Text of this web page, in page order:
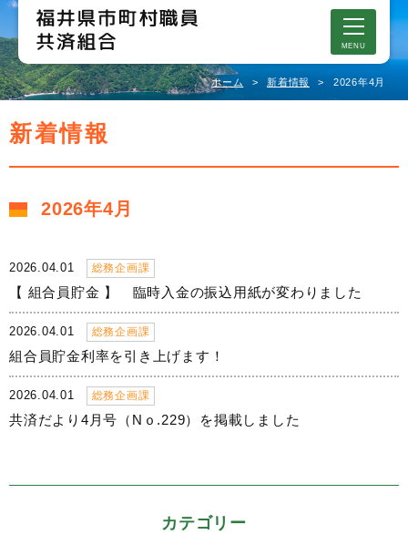
MENU
ホーム 新着情報 2026年4月
新着情報
2026年4月
2026.04.01 総務企画課
【 組合員貯金 】 臨時入金の振込用紙が変わりました
2026.04.01 総務企画課
組合員貯金利率を引き上げます！
2026.04.01 総務企画課
共済だより4月号（Nｏ.229）を掲載しました
カテゴリー